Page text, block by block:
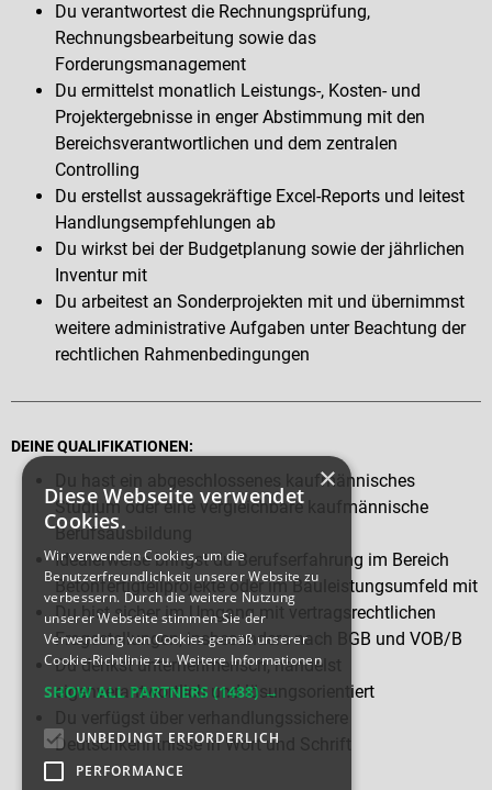
Du verantwortest die Rechnungsprüfung,
Rechnungsbearbeitung sowie das
Forderungsmanagement
Du ermittelst monatlich Leistungs-, Kosten- und
Projektergebnisse in enger Abstimmung mit den
Bereichsverantwortlichen und dem zentralen
Controlling
Du erstellst aussagekräftige Excel-Reports und leitest
Handlungsempfehlungen ab
Du wirkst bei der Budgetplanung sowie der jährlichen
Inventur mit
Du arbeitest an Sonderprojekten mit und übernimmst
weitere administrative Aufgaben unter Beachtung der
rechtlichen Rahmenbedingungen
DEINE QUALIFIKATIONEN:
Du hast ein abgeschlossenes kaufmännisches
Studium oder eine vergleichbare kaufmännische
Berufsausbildung
Idealerweise bringst du Berufserfahrung im Bereich
Betonfertigteilprojekte oder im Bauleistungsumfeld mit
Du bist sicher im Umgang mit vertragsrechtlichen
Fragestellungen, insbesondere nach BGB und VOB/B
Du denkst unternehmerisch, handelst
eigenverantwortlich und lösungsorientiert
Deutschkenntnisse in Wort und Schrift
×
Diese Webseite verwendet
Cookies.
Wir verwenden Cookies, um die
Benutzerfreundlichkeit unserer Website zu
verbessern. Durch die weitere Nutzung
unserer Webseite stimmen Sie der
Verwendung von Cookies gemäß unserer
Cookie-Richtlinie zu. Weitere Informationen
SHOW ALL PARTNERS (1488) →
UNBEDINGT ERFORDERLICH
PERFORMANCE